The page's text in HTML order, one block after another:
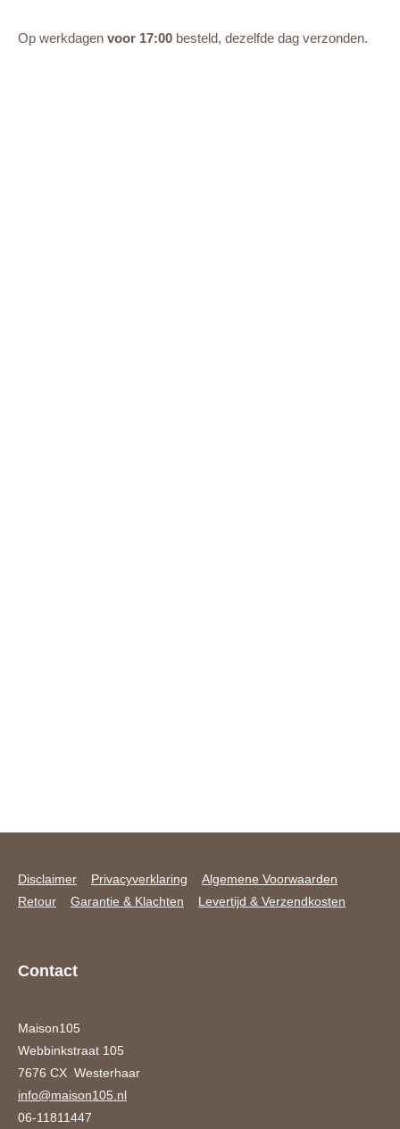
Op werkdagen voor 17:00 besteld, dezelfde dag verzonden.
Disclaimer Privacyverklaring
Algemene Voorwaarden
Retour
Garantie & Klachten Levertijd & Verzendkosten
Contact
Maison105
Webbinkstraat 105
7676 CX Westerhaar
info@maison105.nl
06-11811447